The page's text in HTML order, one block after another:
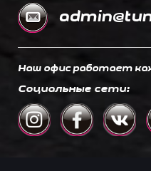
Наш офис работает
Социальные сети: